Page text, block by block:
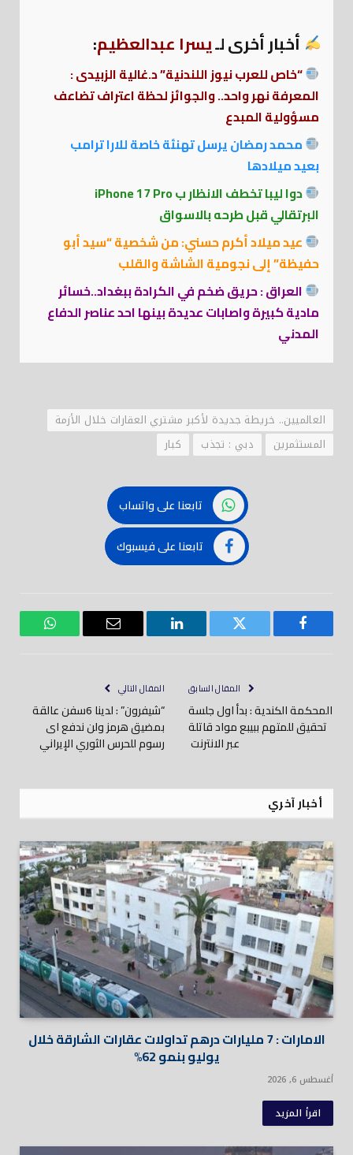
أخبار أخرى لـيسرا عبدالعظيم:
“خاص للعرب نيوز اللندنية” د.غالية الزبيدى :
المعرفة نهر واحد.. والجوائز لحظة اعتراف تضاعف
مسؤولية المبدع
محمد رمضان يرسل تهنئة خاصة للارا ترامب
بعيد ميلادها
دوا ليبا تخطف الانظار ب iPhone 17 Pro
البرتقالي قبل طرحه بالاسواق
عيد ميلاد أكرم حسني: من شخصية “سيد أبو
حفيظة” إلى نجومية الشاشة والقلب
العراق : حريق ضخم في الكرادة ببغداد..خسائر
مادية كبيرة واصابات عديدة بينها احد عناصر الدفاع
المدني
العالميين.. خريطة جديدة لأكبر مشتري العقارات خلال الأزمة
المستثمرين
دبي : تجذب كبار
تابعنا على واتساب
تابعنا على فيسبوك
فيسبوك تويتر لينكدود
بريد
واتساب
المقال السابق
المحكمة الكندية : بدأ اول جلسة
تحقيق للمتهم ببيبع مواد قاتلة
عبر الانترنت
المقال التالي
“شيفرون” : لدينا 6سفن عالقة
بمضيق هرمز ولن ندفع اى
رسوم للحرس الثوري الإيراني
أخبار آخري
الامارات : 7 مليارات درهم تداولات عقارات الشارقة خلال
يوليو بنمو 62%
أغسطس 6, 2026
اقرأ المزيد